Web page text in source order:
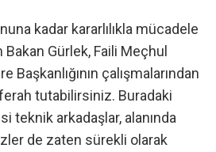
kadar kararlılıkla mücadele
Gürlek, Faili Meçhul
Başkanlığının çalışmalarından
tutabilirsiniz. Buradaki
teknik arkadaşlar, alanında
de zaten sürekli olarak